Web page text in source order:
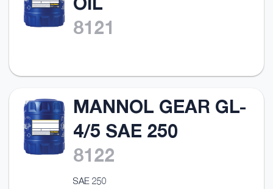
OIL
8121
MANNOL GEAR GL-
4/5 SAE 250
8122
SAE 250